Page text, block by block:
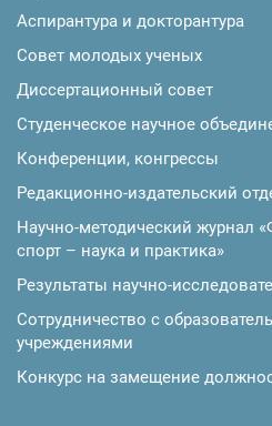
Аспирантура и докторантура
Совет молодых ученых
Диссертационный совет
Студенческое научное
Конференции, конгрессы
Редакционно-издательский
Научно-методический журнал
спорт – наука и практика»
Результаты научно-
Сотрудничество с
учреждениями
Конкурс на замещение